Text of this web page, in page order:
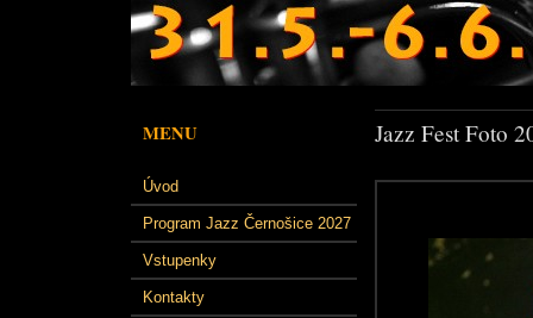
MENU
Úvod
Program Jazz Černošice 2027
Vstupenky
Kontakty
Jazz Fest Foto